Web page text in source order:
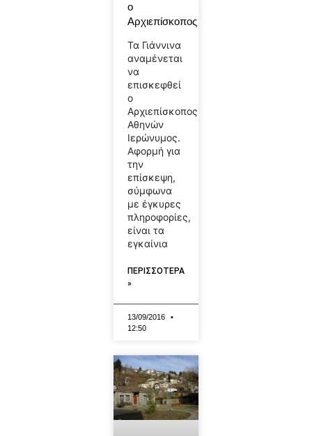
ο
Αρχιεπίσκοπος
Τα Γιάννινα
αναμένεται
να
επισκεφθεί
ο
Αρχιεπίσκοπος
Αθηνών
Ιερώνυμος.
Αφορμή για
την
επίσκεψη,
σύμφωνα
με έγκυρες
πληροφορίες,
είναι τα
εγκαίνια
ΠΕΡΙΣΣΟΤΕΡΑ
»
13/09/2016
12:50